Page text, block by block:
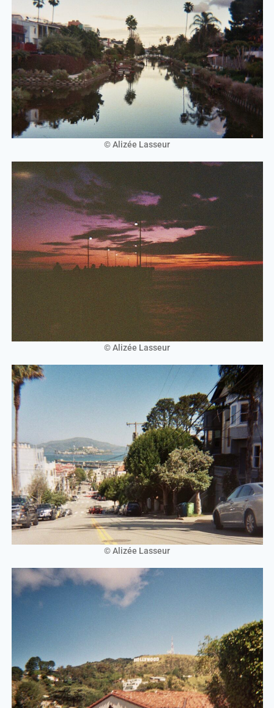
© Alizée Lasseur
© Alizée Lasseur
© Alizée Lasseur